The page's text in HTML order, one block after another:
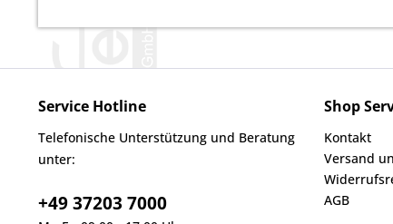
Service Hotline
Telefonische Unterstützung und Beratung
unter:
+49 37203 7000
Shop
Kontakt
Versand
AGB